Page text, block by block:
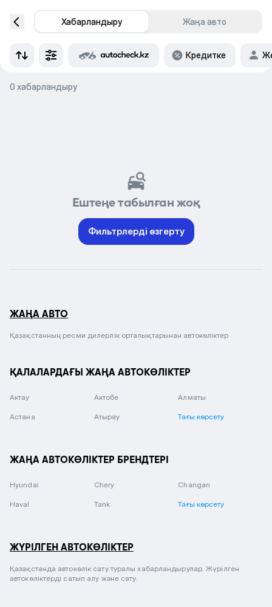
Хабарландыру Жаңа авто
Кредитке
0 хабарландыру
Ештеңе табылған жоқ
Фильтрлерді өзгерту
ЖАҢА АВТО
Қазақстанның ресми дилерлік орталықтарынан автокөліктер
ҚАЛАЛАРДАҒЫ ЖАҢА АВТОКӨЛІКТЕР
Актау Актобе Алматы
Астана Атырау Тағы көрсету
ЖАҢА АВТОКӨЛІКТЕР БРЕНДТЕРІ
Hyundai Chery Changan
Haval Tank Тағы көрсету
ЖҮРІЛГЕН АВТОКӨЛІКТЕР
Қазақстанда автокөлік сату туралы хабарландырулар. Жүрілген
автокөліктерді сатып алу және сату.